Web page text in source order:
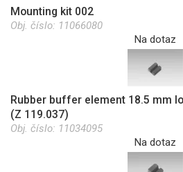
Mounting kit 002
Obj. číslo: 11066080
Na dotaz
Rubber buffer element 18.5 mm
(Z 119.037)
Obj. číslo: 11034095
Na dotaz